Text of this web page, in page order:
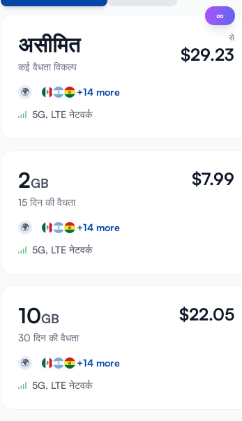
∞
असीमित
कई वैधता विकल्प
से
$29.23
🌍 +14 more
5G, LTE नेटवर्क
2GB
15 दिन की वैधता
$7.99
🌍 +14 more
5G, LTE नेटवर्क
10GB
30 दिन की वैधता
$22.05
🌍 +14 more
5G, LTE नेटवर्क